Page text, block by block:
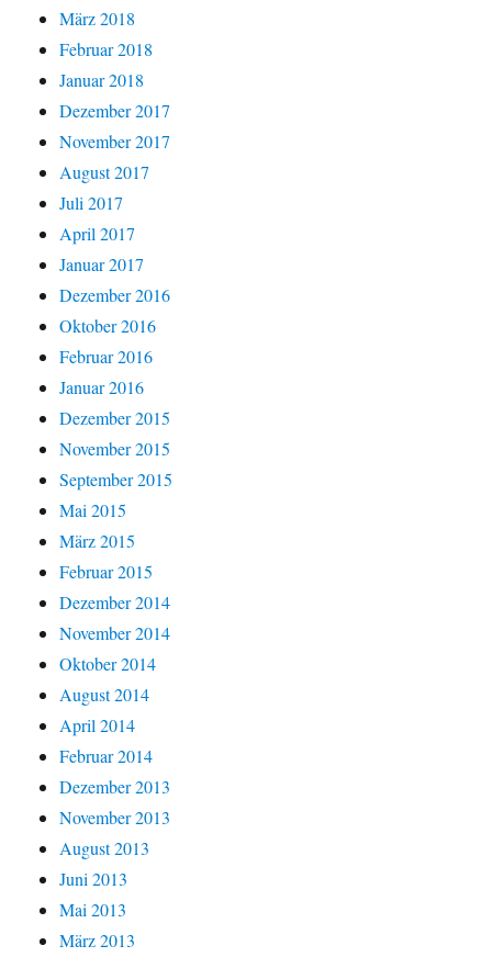
März 2018
Februar 2018
Januar 2018
Dezember 2017
November 2017
August 2017
Juli 2017
April 2017
Januar 2017
Dezember 2016
Oktober 2016
Februar 2016
Januar 2016
Dezember 2015
November 2015
September 2015
Mai 2015
März 2015
Februar 2015
Dezember 2014
November 2014
Oktober 2014
August 2014
April 2014
Februar 2014
Dezember 2013
November 2013
August 2013
Juni 2013
Mai 2013
März 2013